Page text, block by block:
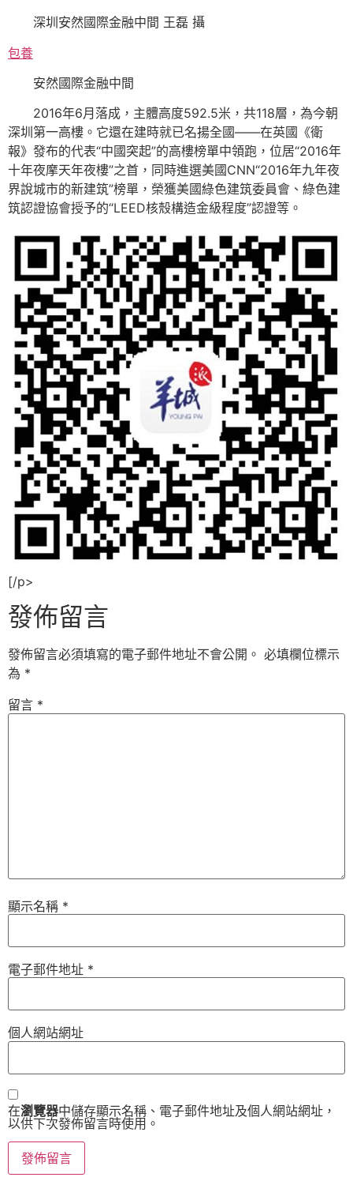
深圳安然國際金融中間 王磊 攝
包養
安然國際金融中間
2016年6月落成，主體高度592.5米，共118層，為今朝
深圳第一高樓。它還在建時就已名揚全國——在英國《衛
報》發布的代表“中國突起”的高樓榜單中領跑，位居“2016年
十年夜摩天年夜樓”之首，同時進選美國CNN“2016年九年夜
界說城市的新建筑”榜單，榮獲美國綠色建筑委員會、綠色建
筑認證協會授予的“LEED核殼構造金級程度”認證等。
[/p>
發佈留言
發佈留言必須填寫的電子郵件地址不會公開。 必填欄位標示
為 *
留言 *
顯示名稱 *
電子郵件地址 *
個人網站網址
在瀏覽器中儲存顯示名稱、電子郵件地址及個人網站網址，
以供下次發佈留言時使用。